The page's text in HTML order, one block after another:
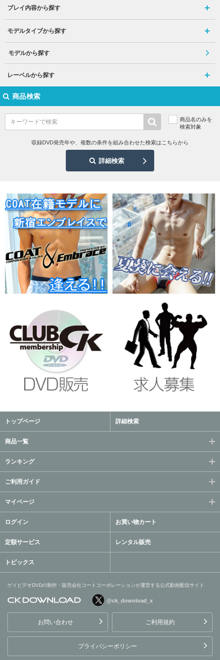
プレイ内容から探す
モデルタイプから探す
モデルから探す
レーベルから探す
商品検索
商品名のみを
検索対象
収録DVD発売年や、複数の条件を組み合わせた検索はこちらから
詳細検索
トップページ 詳細検索
商品一覧
ランキング
ご利用ガイド
マイページ
ログイン お買い物カート
定額サービス レンタル販売
トピックス
ゲイビデオDVDの制作・販売会社コートコーポレーションが運営する公式動画配信サイト
ョンが運営する公式動画配
信サイト
@ck_download_x
お問い合わせ ご利用規約
プライバシーポリシー